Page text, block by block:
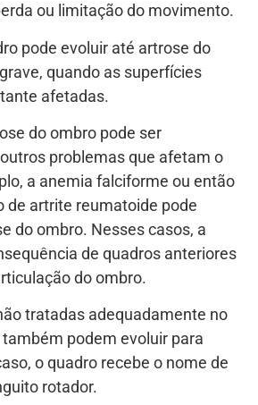
ou limitação do movimento.
pode evoluir até artrose do
quando as superfícies
afetadas.
do ombro pode ser
problemas que afetam o
a anemia falciforme ou então
de artrite reumatoide pode
do ombro. Nesses casos, a
de quadros anteriores
do ombro.
tratadas adequadamente no
podem evoluir para
o quadro recebe o nome de
rotador.